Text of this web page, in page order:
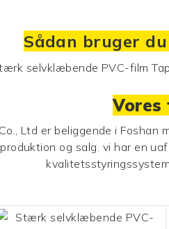
Sådan bruger
Ltd er beliggende i
og salg. vi har en